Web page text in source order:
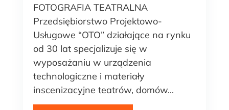
FOTOGRAFIA TEATRALNA
Przedsiębiorstwo Projektowo-
Usługowe “OTO” działające na rynku
od 30 lat specjalizuje się w
wyposażaniu w urządzenia
technologiczne i materiały
inscenizacyjne teatrów, domów...